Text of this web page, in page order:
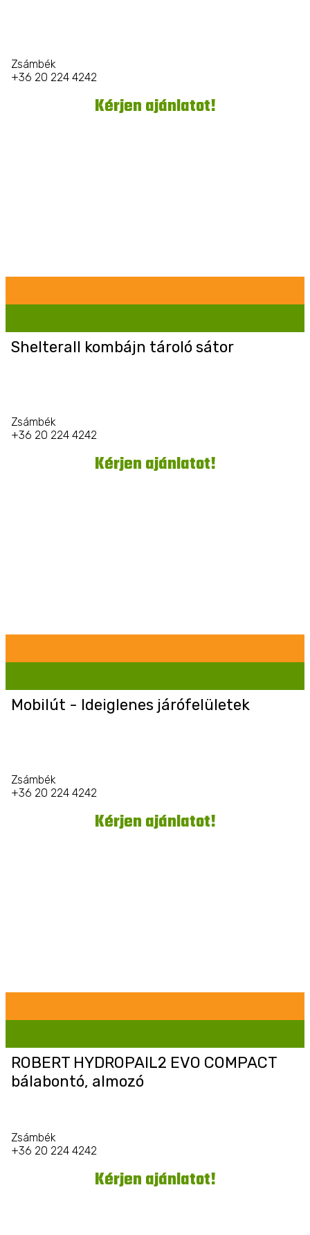
Zsámbék
+36 20 224 4242
Kérjen ajánlatot!
Shelterall kombájn tároló sátor
Zsámbék
+36 20 224 4242
Kérjen ajánlatot!
Mobilút - Ideiglenes járófelületek
Zsámbék
+36 20 224 4242
Kérjen ajánlatot!
ROBERT HYDROPAIL2 EVO COMPACT
bálabontó, almozó
Zsámbék
+36 20 224 4242
Kérjen ajánlatot!